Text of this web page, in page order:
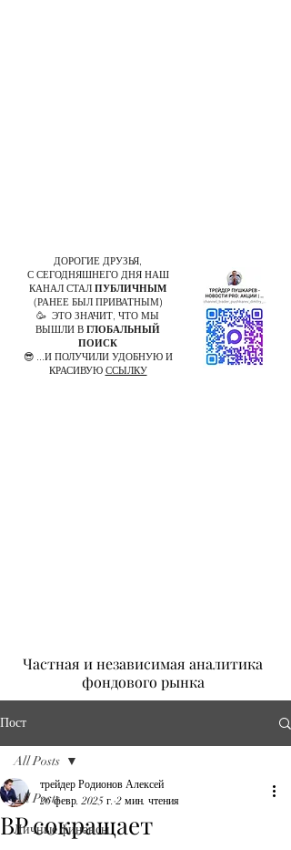
ДОРОГИЕ ДРУЗЬЯ,
С СЕГОДНЯШНЕГО ДНЯ НАШ
КАНАЛ СТАЛ ПУБЛИЧНЫМ
(РАНЕЕ БЫЛ ПРИВАТНЫМ)
🥳 ЭТО ЗНАЧИТ, ЧТО МЫ
ВЫШЛИ В ГЛОБАЛЬНЫЙ
ПОИСК
😎 ...И ПОЛУЧИЛИ УДОБНУЮ И
КРАСИВУЮ ССЫЛКУ
Частная и независимая аналитика
фондового рынка
Пост
All Posts
Личные финансы
All Posts
BP сокращает
трейдер Родионов Алексей
26 февр. 2025 г. 2 мин. чтения